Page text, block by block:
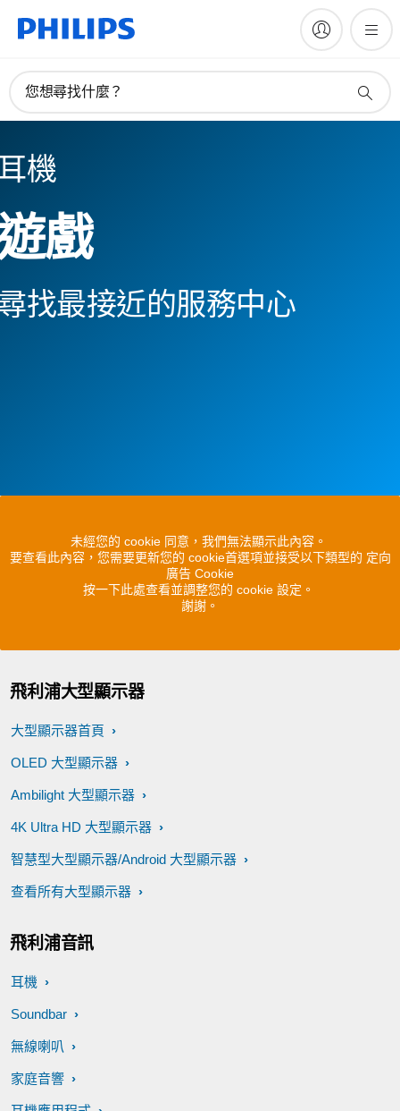
您想尋找什麼？
機
戲
找最接近的服務中心
未經您的 cookie 同意，我們無法顯示此內容。
要查看此內容，您需要更新您的 cookie首選項並接受以下類型的 定向
廣告 Cookie
按一下此處查看並調整您的 cookie 設定。
謝謝。
飛利浦大型顯示器
大型顯示器首頁
OLED 大型顯示器
Ambilight 大型顯示器
4K Ultra HD 大型顯示器
智慧型大型顯示器/Android 大型顯示器
查看所有大型顯示器
飛利浦音訊
耳機
Soundbar
無線喇叭
家庭音響